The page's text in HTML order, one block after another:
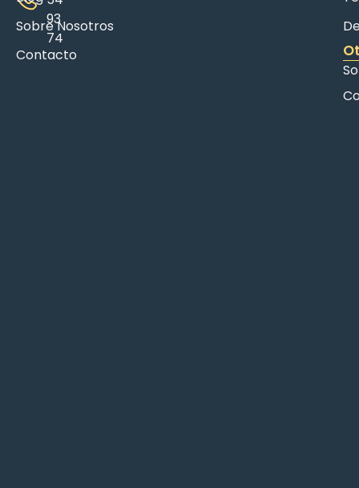
93
74
Sobre Nosotros
Contacto